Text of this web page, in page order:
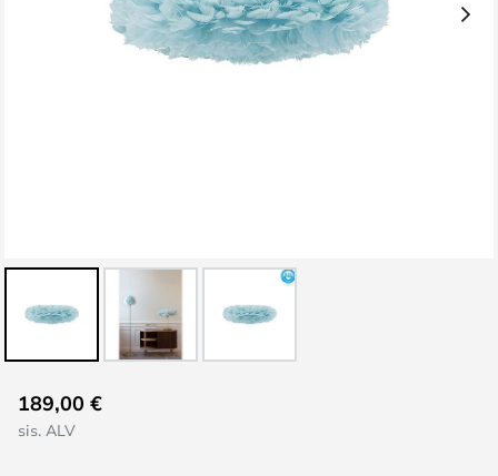
to
the
189,00 €
sis. ALV